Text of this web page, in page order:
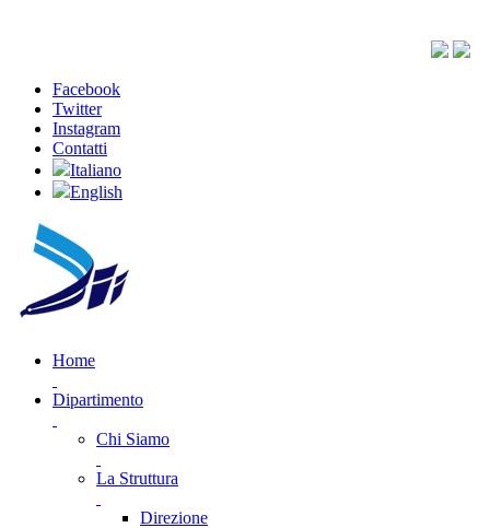
Facebook
Twitter
Instagram
Contatti
Italiano
English
Home
Dipartimento
Chi Siamo
La Struttura
Direzione